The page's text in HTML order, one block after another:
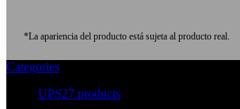
*La apariencia del producto está sujeta al producto real.
Categories
UPS27 products